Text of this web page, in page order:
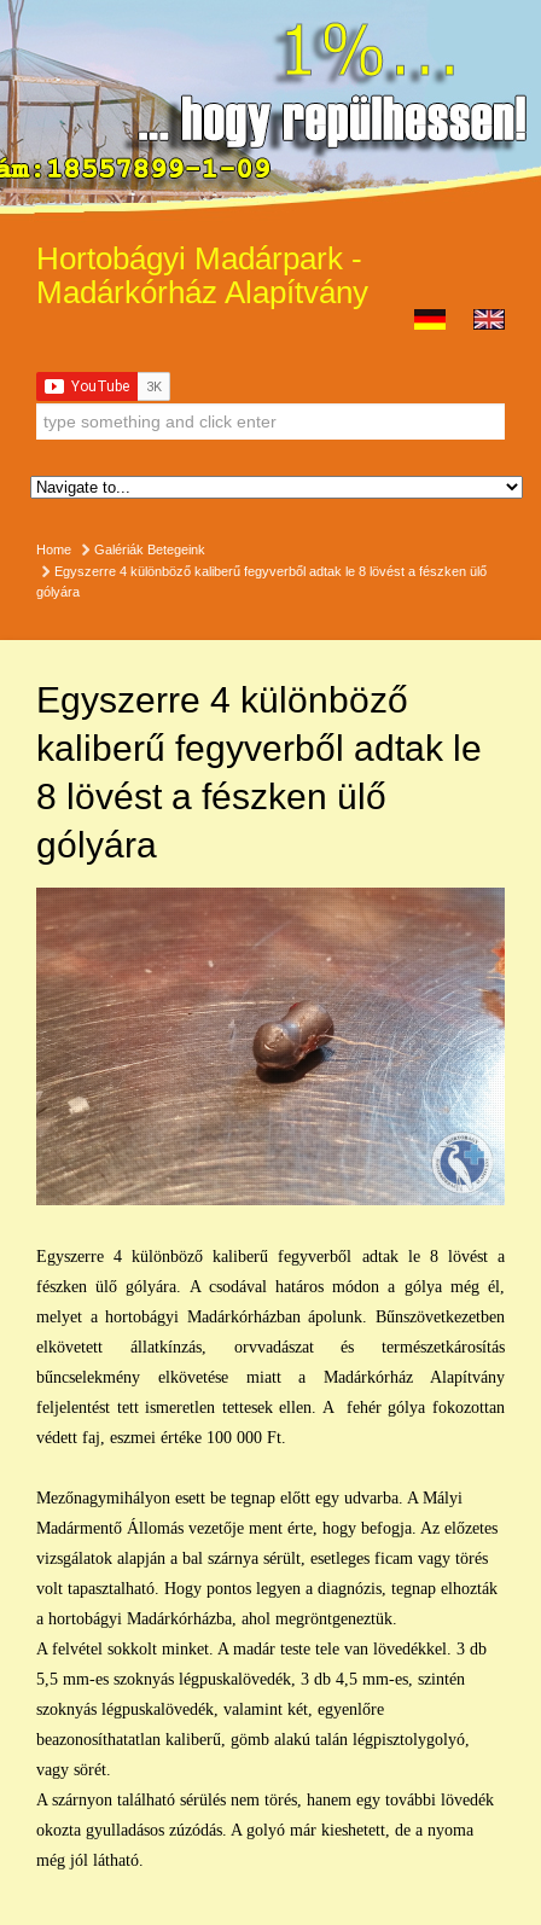
Hortobágyi Madárpark -
Madárkórház Alapítvány
Home Galériák Betegeink
Egyszerre 4 különböző kaliberű fegyverből adtak le 8 lövést a fészken ülő
gólyára
Egyszerre 4 különböző
kaliberű fegyverből adtak le
8 lövést a fészken ülő
gólyára
Egyszerre 4 különböző kaliberű fegyverből adtak le 8 lövést a
fészken ülő gólyára. A csodával határos módon a gólya még él,
melyet a hortobágyi Madárkórházban ápolunk. Bűnszövetkezetben
elkövetett állatkínzás, orvvadászat és természetkárosítás
bűncselekmény elkövetése miatt a Madárkórház Alapítvány
feljelentést tett ismeretlen tettesek ellen. A fehér gólya fokozottan
védett faj, eszmei értéke 100 000 Ft.
Mezőnagymihályon esett be tegnap előtt egy udvarba. A Mályi
Madármentő Állomás vezetője ment érte, hogy befogja. Az előzetes
vizsgálatok alapján a bal szárnya sérült, esetleges ficam vagy törés
volt tapasztalható. Hogy pontos legyen a diagnózis, tegnap elhozták
a hortobágyi Madárkórházba, ahol megröntgeneztük.
A felvétel sokkolt minket. A madár teste tele van lövedékkel. 3 db
5,5 mm-es szoknyás légpuskalövedék, 3 db 4,5 mm-es, szintén
szoknyás légpuskalövedék, valamint két, egyenlőre
beazonosíthatatlan kaliberű, gömb alakú talán légpisztolygolyó,
vagy sörét.
A szárnyon található sérülés nem törés, hanem egy további lövedék
okozta gyulladásos zúzódás. A golyó már kieshetett, de a nyoma
még jól látható.